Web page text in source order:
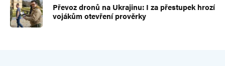
Převoz dronů na Ukrajinu: I za přestupek hrozí
vojákům otevření prověrky